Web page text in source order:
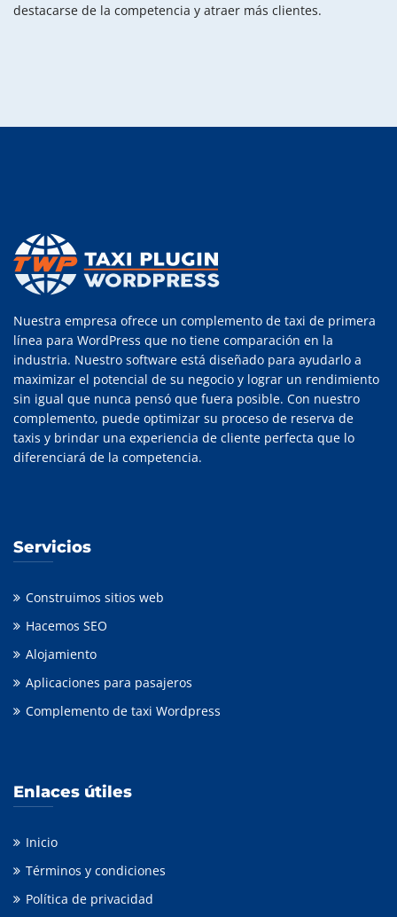
destacarse de la competencia y atraer más clientes.
Nuestra empresa ofrece un complemento de taxi de primera
línea para WordPress que no tiene comparación en la
industria. Nuestro software está diseñado para ayudarlo a
maximizar el potencial de su negocio y lograr un rendimiento
sin igual que nunca pensó que fuera posible. Con nuestro
complemento, puede optimizar su proceso de reserva de
taxis y brindar una experiencia de cliente perfecta que lo
diferenciará de la competencia.
Servicios
Construimos sitios web
Hacemos SEO
Alojamiento
Aplicaciones para pasajeros
Complemento de taxi Wordpress
Enlaces útiles
Inicio
Términos y condiciones
Política de privacidad